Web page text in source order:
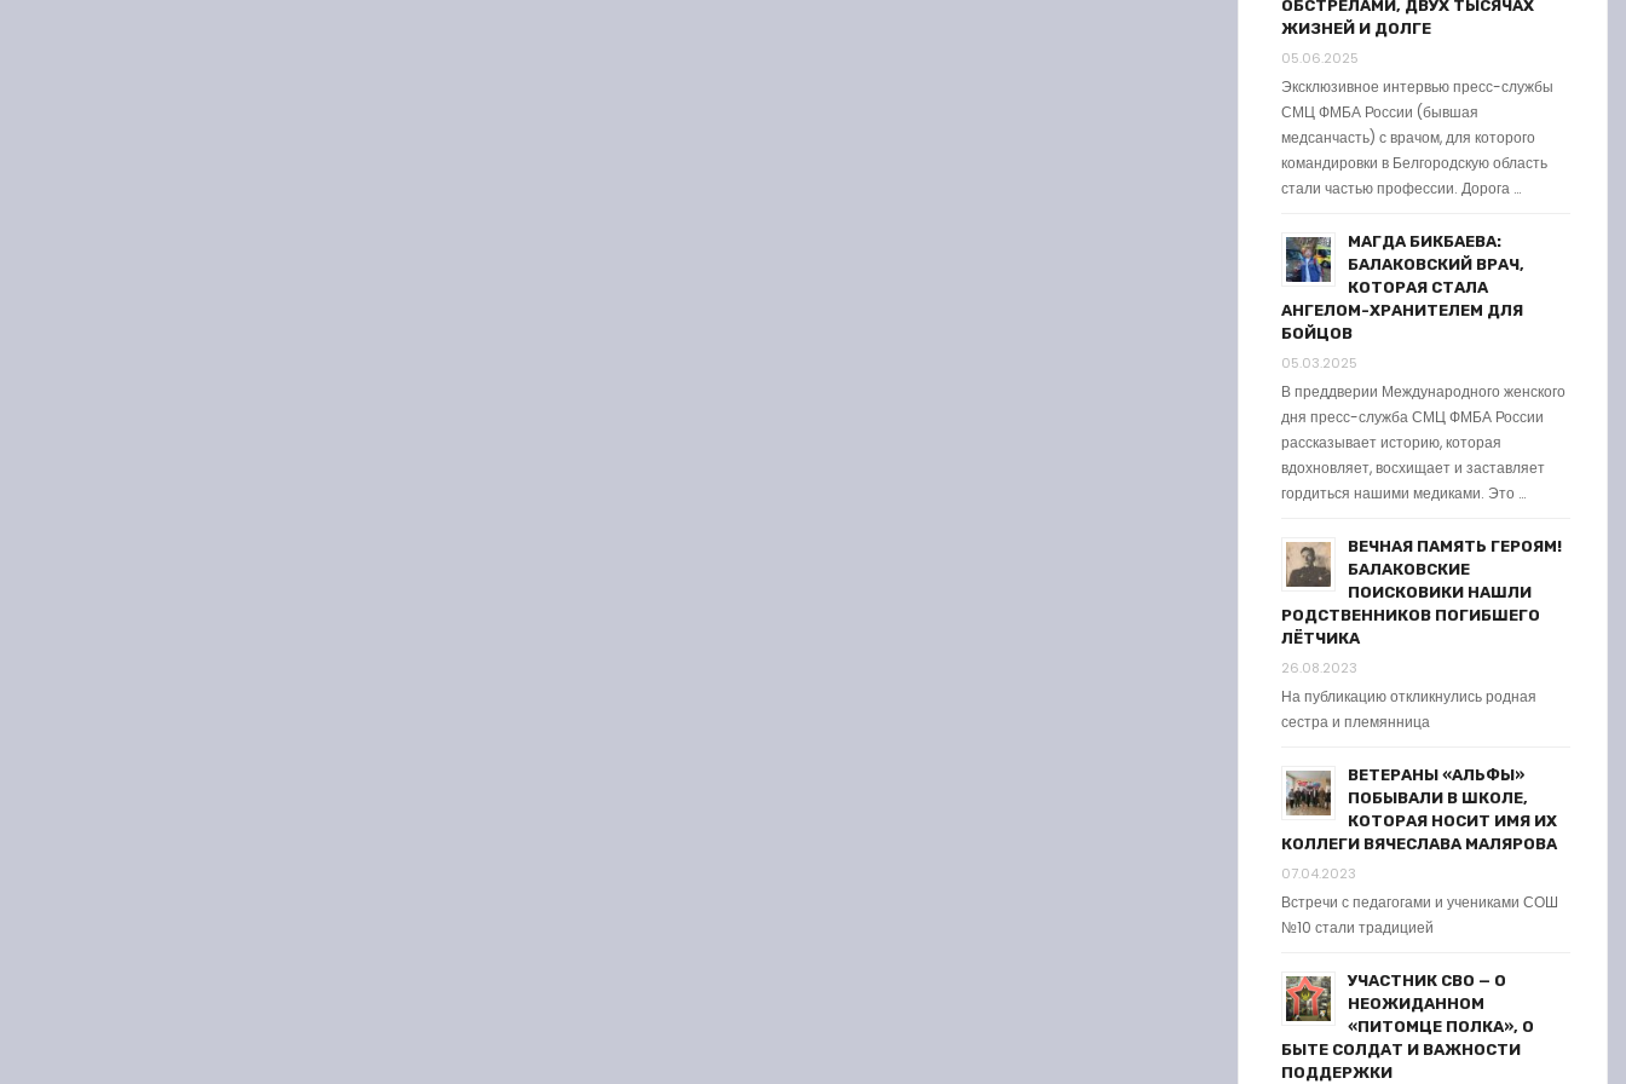
ОБСТРЕЛАМИ, ДВУХ ТЫСЯЧАХ
ЖИЗНЕЙ И ДОЛГЕ
05.06.2025
Эксклюзивное интервью пресс-службы
СМЦ ФМБА России (бывшая
медсанчасть) с врачом, для которого
командировки в Белгородскую область
стали частью профессии. Дорога …
МАГДА БИКБАЕВА:
БАЛАКОВСКИЙ ВРАЧ,
КОТОРАЯ СТАЛА
АНГЕЛОМ-ХРАНИТЕЛЕМ ДЛЯ
БОЙЦОВ
05.03.2025
В преддверии Международного женского
дня пресс-служба СМЦ ФМБА России
рассказывает историю, которая
вдохновляет, восхищает и заставляет
гордиться нашими медиками. Это …
ВЕЧНАЯ ПАМЯТЬ ГЕРОЯМ!
БАЛАКОВСКИЕ
ПОИСКОВИКИ НАШЛИ
РОДСТВЕННИКОВ ПОГИБШЕГО
ЛЁТЧИКА
26.08.2023
На публикацию откликнулись родная
сестра и племянница
ВЕТЕРАНЫ «АЛЬФЫ»
ПОБЫВАЛИ В ШКОЛЕ,
КОТОРАЯ НОСИТ ИМЯ ИХ
КОЛЛЕГИ ВЯЧЕСЛАВА МАЛЯРОВА
07.04.2023
Встречи с педагогами и учениками СОШ
№10 стали традицией
УЧАСТНИК СВО — О
НЕОЖИДАННОМ
«ПИТОМЦЕ ПОЛКА», О
БЫТЕ СОЛДАТ И ВАЖНОСТИ
ПОДДЕРЖКИ